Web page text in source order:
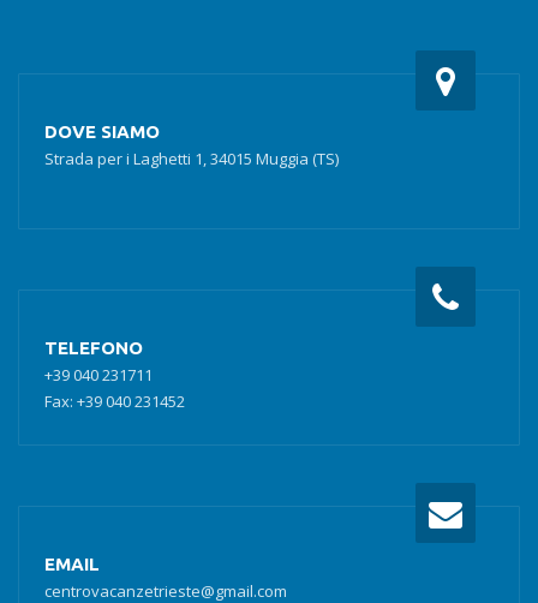
DOVE SIAMO
Strada per i Laghetti 1, 34015 Muggia (TS)
TELEFONO
+39 040 231711
Fax: +39 040 231452
EMAIL
centrovacanzetrieste@gmail.com